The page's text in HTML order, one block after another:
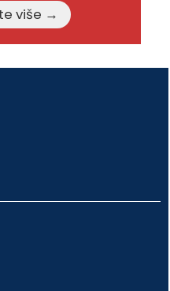
Pročitajte više →